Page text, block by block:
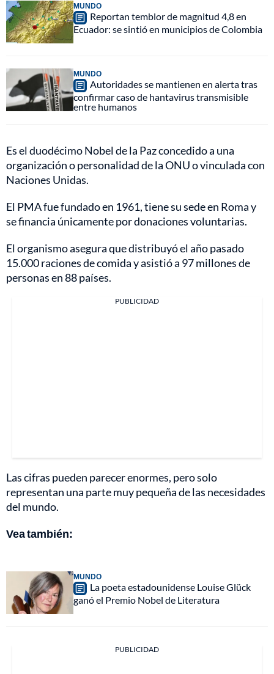
MUNDO
Reportan temblor de magnitud 4,8 en
Ecuador: se sintió en municipios de Colombia
MUNDO
Autoridades se mantienen en alerta tras
confirmar caso de hantavirus transmisible
entre humanos
Es el duodécimo Nobel de la Paz concedido a una
organización o personalidad de la ONU o vinculada con
Naciones Unidas.
El PMA fue fundado en 1961, tiene su sede en Roma y
se financia únicamente por donaciones voluntarias.
El organismo asegura que distribuyó el año pasado
15.000 raciones de comida y asistió a 97 millones de
personas en 88 países.
PUBLICIDAD
Las cifras pueden parecer enormes, pero solo
representan una parte muy pequeña de las necesidades
del mundo.
Vea también:
MUNDO
La poeta estadounidense Louise Glück
ganó el Premio Nobel de Literatura
PUBLICIDAD